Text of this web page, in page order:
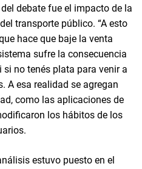
debate fue el impacto de la
transporte público. “A esto
hace que baje la venta
sufre la consecuencia
no tenés plata para venir a
A esa realidad se agregan
como las aplicaciones de
los hábitos de los
estuvo puesto en el